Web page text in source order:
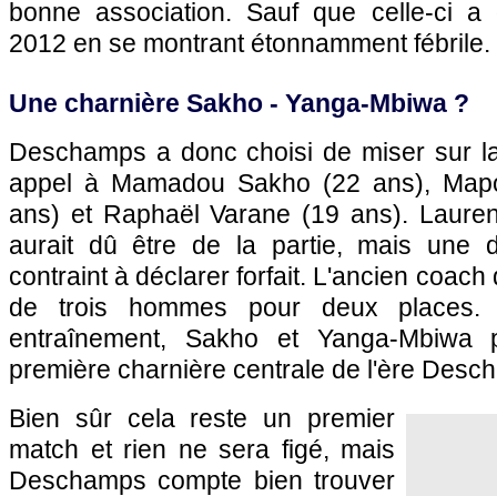
bonne association. Sauf que celle-ci a
2012 en se montrant étonnamment fébrile.
Une charnière Sakho - Yanga-Mbiwa ?
Deschamps a donc choisi de miser sur
appel à Mamadou Sakho (22 ans),
ans) et Raphaël Varane (19 ans).
aurait dû être de la partie, mais une
contraint à déclarer forfait. L'ancien
de trois hommes pour deux
entraînement, Sakho et Yanga-Mbiwa
première charnière centrale de l'ère
Bien sûr cela reste un premier
match et rien ne sera figé, mais
Deschamps compte bien trouver